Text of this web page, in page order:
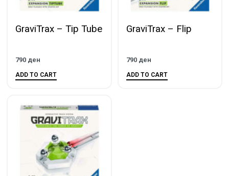
GraviTrax – Tip Tube
790 ден
ADD TO CART
GraviTrax – Flip
790 ден
ADD TO CART